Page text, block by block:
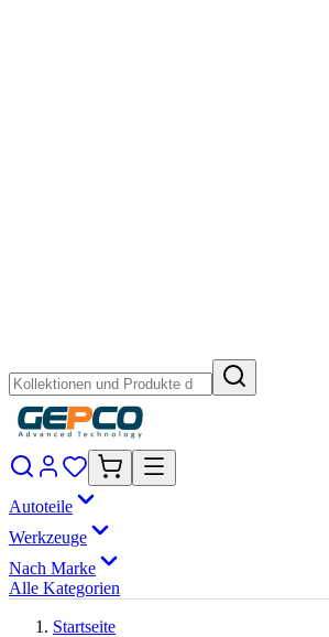
Autoteile
Werkzeuge
Nach Marke
Alle Kategorien
Startseite